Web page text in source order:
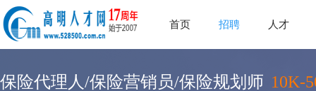
首页 招聘 人才
保险代理人/保险营销员/保险规划师 10K-